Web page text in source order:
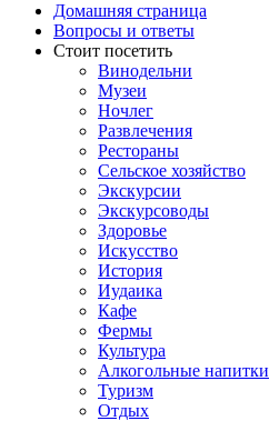
Домашняя страница
Вопросы и ответы
Стоит посетить
Винодельни
Музеи
Ночлег
Развлечения
Рестораны
Сельское хозяйство
Экскурсии
Экскурсоводы
Здоровье
Искусство
История
Иудаика
Кафе
Фермы
Культура
Алкогольные напитки
Туризм
Отдых